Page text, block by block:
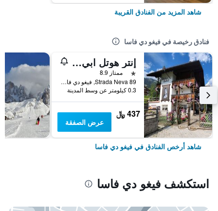
شاهد المزيد من الفنادق القريبة
فنادق رخيصة في فيغو دي فاسا
إنتر هوتل ابي آند بي
نجمة واحدة
ممتاز 8.9
Strada Neva 89, فيغو دي فاسا, مقاطعة ترينتو, إيطاليا
0.3 كيلومتر عن وسط المدينة
437 ﷼
عرض الصفقة
شاهد أرخص الفنادق في فيغو دي فاسا
استكشف فيغو دي فاسا